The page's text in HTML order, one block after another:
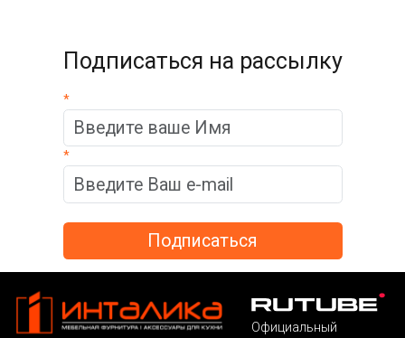
Подписаться на рассылку
*
*
Официальный